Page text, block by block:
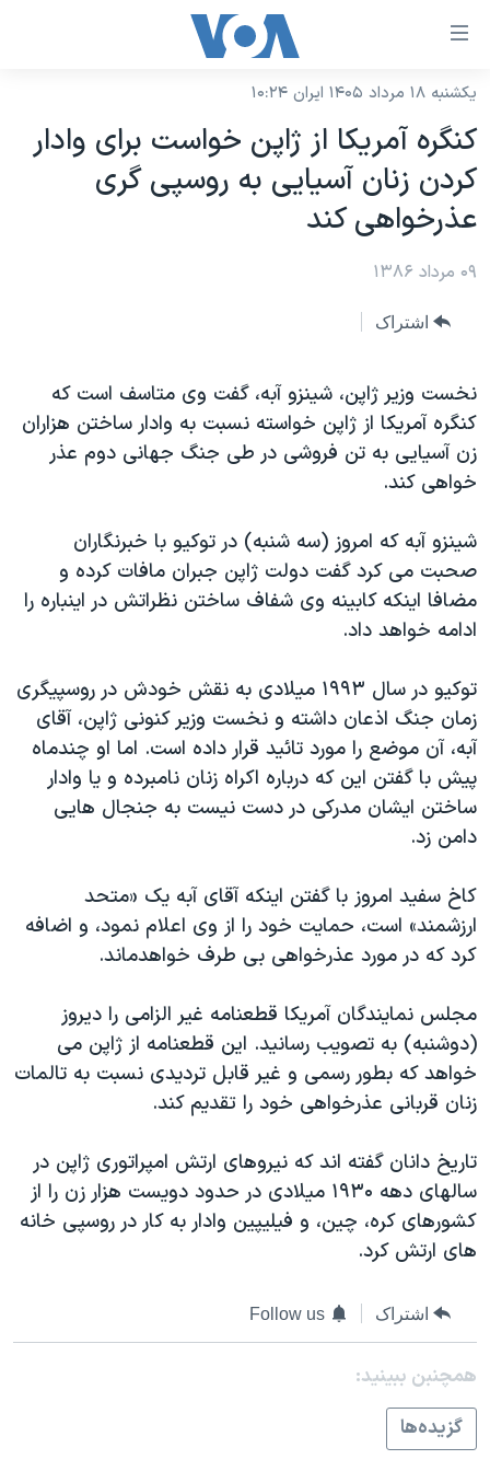
لینکهای
دسترسی
جهش
به
محتوای
اصلی
به
صفحه
به
جستجو
نسخه سبک وب‌سایت
موضوع ها
ایران
آمریکا
جهان
گزیده‌ها
ویژه برنامه‌ها
ویدیوها
حقوق شهروندی
اقتصادی
علم و فناوری
گالری عکس
آرشیو پخش زنده
برنامه های تلویزیونی
جدول برنامه ها
صفحه‌های ویژه
عملیات خشم حماسی
۲۵۰سالگی آمریکا
بایگانی برنامه‌های تلویزیونی
انتخابات ریاست جمهوری آمریکا ۲۰۲۴
حمله جمهوری اسلامی به اسرائیل
رمز مهسا
اعتراضات زن، زندگی، آزادی
مجموعه مستندهای دادخواهی
تریبونال مردمی آبان ۹۸
قانون شفافیت دارائی کادر رهبری ایران
اعتراضات مردمی آبان ۹۸
نرگس محمدی برنده جایزه نوبل صلح
همایش محافظه‌کاران آمریکا «سی‌پک»
صفحه‌های ویژه
پخش رادیویی
یادگیری زبان انگلیسی
یکشنبه ۱۸ مرداد ۱۴۰۵ ایران ۱۰:۲۴
کنگره آمريکا از ژاپن خواست برای وادار
کردن زنان آسيايی به روسپی گری
عذرخواهی کند
۰۹ مرداد ۱۳۸۶
اشتراک
نخست وزير ژاپن، شينزو آبه، گفت وی متاسف است که
کنگره آمريکا از ژاپن خواسته نسبت به وادار ساختن هزاران
زن آسيايی به تن فروشی در طی جنگ جهانی دوم عذر
خواهی کند.
شينزو آبه که امروز (سه شنبه) در توکيو با خبرنگاران
صحبت می کرد گفت دولت ژاپن جبران مافات کرده و
مضافا اينکه کابينه وی شفاف ساختن نظراتش در اينباره را
ادامه خواهد داد.
توکيو در سال ۱۹۹۳ ميلادی به نقش خودش در روسپيگری
زمان جنگ اذعان داشته و نخست وزير کنونی ژاپن، آقای
آبه، آن موضع را مورد تائيد قرار داده است. اما او چندماه
پيش با گفتن اين که درباره اکراه زنان نامبرده و يا وادار
ساختن ايشان مدرکی در دست نيست به جنجال هايی
دامن زد.
کاخ سفيد امروز با گفتن اينکه آقای آبه يک «متحد
ارزشمند» است، حمايت خود را از وی اعلام نمود، و اضافه
کرد که در مورد عذرخواهی بی طرف خواهدماند.
مجلس نمايندگان آمريکا قطعنامه غير الزامی را ديروز
(دوشنبه) به تصويب رسانيد. اين قطعنامه از ژاپن می
خواهد که بطور رسمی و غير قابل ترديدی نسبت به تالمات
زنان قربانی عذرخواهی خود را تقديم کند.
تاريخ دانان گفته اند که نيروهای ارتش امپراتوری ژاپن در
سالهای دهه ۱۹۳۰ ميلادی در حدود دويست هزار زن را از
کشورهای کره، چين، و فيليپين وادار به کار در روسپی خانه
های ارتش کرد.
اشتراک Follow us
همچنبن ببینید:
گزيده‌ها